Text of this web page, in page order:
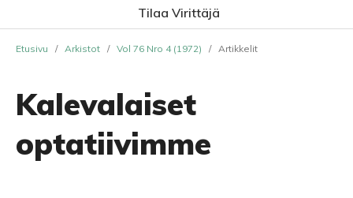
Tilaa Virittäjä
Etusivu / Arkistot / Vol 76 Nro 4 (1972) / Artikkelit
Kalevalaiset
optatiivimme